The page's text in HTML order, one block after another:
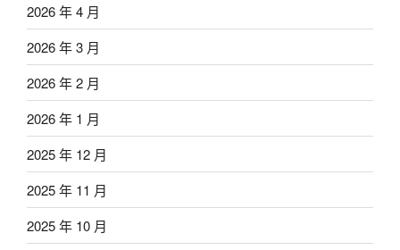
2026 年 4 月
2026 年 3 月
2026 年 2 月
2026 年 1 月
2025 年 12 月
2025 年 11 月
2025 年 10 月